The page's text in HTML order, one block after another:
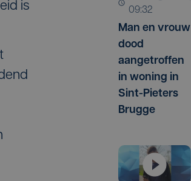
is
09:32
Man en vrouw
dood
aangetroffen
in woning in
Sint-Pieters
Brugge